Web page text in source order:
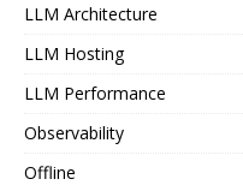
LLM Architecture
LLM Hosting
LLM Performance
Observability
Offline